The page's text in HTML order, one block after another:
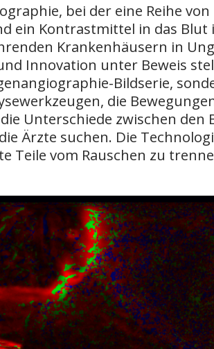
bei der eine Reihe von
ein Kontrastmittel in das Blut
Krankenhäusern in
Innovation unter Beweis
Bildserie,
die
Unterschiede zwischen den
Ärzte suchen. Die
Teile vom Rauschen zu